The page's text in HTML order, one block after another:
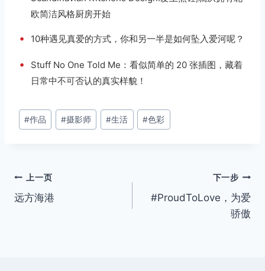
欧简洁风格厨房开始
• 10种遇见真爱的方式，你和另一半是如何坠入爱河呢？
•
Stuff No One Told Me：看似简单的 20 张插图，藏着
日常中不可否认的真实样貌！
文
章
#作品 #摄影师 #生活 #色彩
文
章
上一页
远方海港
下一步
#ProudToLove，为爱
骄傲